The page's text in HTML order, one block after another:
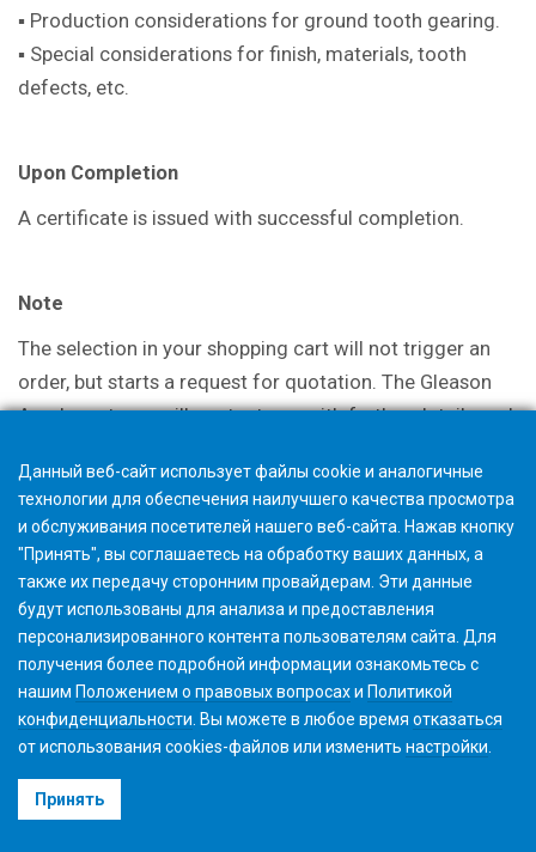
▪ Production considerations for ground tooth gearing.
▪ Special considerations for finish, materials, tooth
defects, etc.
Upon Completion
A certificate is issued with successful completion.
Note
The selection in your shopping cart will not trigger an
order, but starts a request for quotation. The Gleason
Academy team will contact you with further details and
Условия использования
Данный веб-сайт использует файлы cookie и аналогичные
технологии для обеспечения наилучшего качества просмотра
и обслуживания посетителей нашего веб-сайта. Нажав кнопку
"Принять", вы соглашаетесь на обработку ваших данных, а
также их передачу сторонним провайдерам. Эти данные
будут использованы для анализа и предоставления
персонализированного контента пользователям сайта. Для
получения более подробной информации ознакомьтесь с
нашим Положением о правовых вопросахи Политикой
конфиденциальности . Вы можете в любое время отказаться
от использования cookies-файлов или изменить настройки
Принять